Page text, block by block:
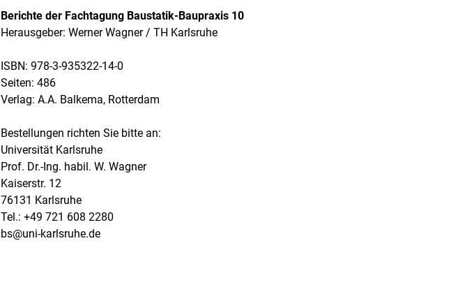
Berichte der Fachtagung Baustatik-Baupraxis 10
Herausgeber: Werner Wagner / TH Karlsruhe
ISBN: 978-3-935322-14-0
Seiten: 486
Verlag: A.A. Balkema, Rotterdam
Bestellungen richten Sie bitte an:
Universität Karlsruhe
Prof. Dr.-Ing. habil. W. Wagner
Kaiserstr. 12
76131 Karlsruhe
Tel.: +49 721 608 2280
bs@uni-karlsruhe.de